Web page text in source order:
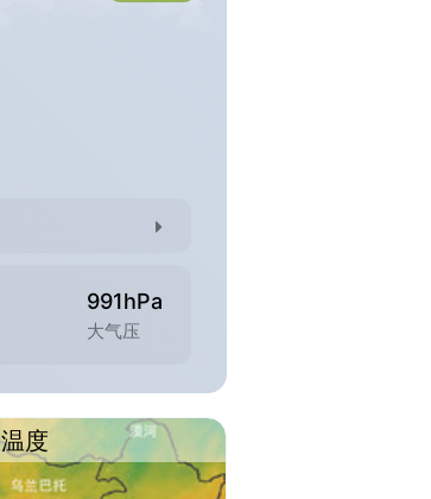
991hPa
大气压
温度